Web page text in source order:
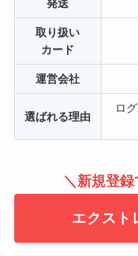
発送
取り扱い
カード
運営会社
選ばれる理由
ロ
＼新規登録
エクスト